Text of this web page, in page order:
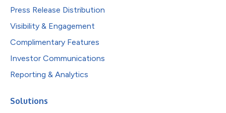
Press Release Distribution
Visibility & Engagement
Complimentary Features
Investor Communications
Reporting & Analytics
Solutions